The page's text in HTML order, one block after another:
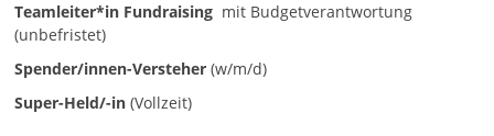
Teamleiter*in Fundraising mit Budgetverantwortung
(unbefristet)
Spender/innen-Versteher (w/m/d)
Super-Held/-in (Vollzeit)